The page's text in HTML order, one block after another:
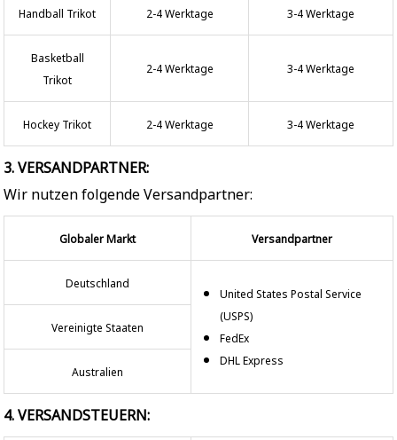
Handball Trikot 2-4 Werktage 3-4 Werktage
Basketball
Trikot
2-4 Werktage 3-4 Werktage
Hockey Trikot 2-4 Werktage 3-4 Werktage
3. VERSANDPARTNER:
Wir nutzen folgende Versandpartner:
Globaler Markt Versandpartner
Deutschland
United States Postal Service
(USPS)
FedEx
DHL Express
Vereinigte Staaten
Australien
4. VERSANDSTEUERN: